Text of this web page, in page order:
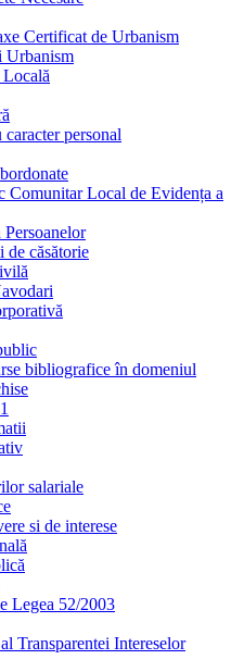
Certificat de Urbanism
Urbanism
personal
Comunitar Local de Evidența a
de căsătorie
bibliografice în domeniul
salariale
si de interese
Legea 52/2003
Transparentei Intereselor